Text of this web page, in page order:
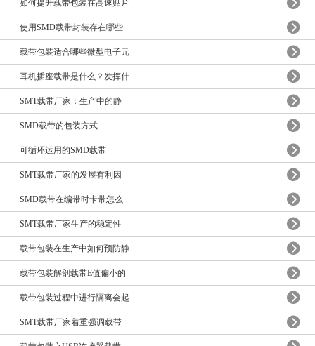
如何提升载带包装在高速贴片
使用SMD载带封装存在哪些
载带包装适合哪些微型电子元
耳机插座载带是什么？发挥什
SMT载带厂家：生产中的静
SMD载带的包装方式
可循环运用的SMD载带
SMT载带厂家的发展有利因
SMD载带在编带时卡带怎么
SMT载带厂家生产的稳定性
载带包装在生产中如何预防静
载带包装解剖载带E值偏小的
载带包装过程中进行隔离会起
SMT载带厂家着重强调载带